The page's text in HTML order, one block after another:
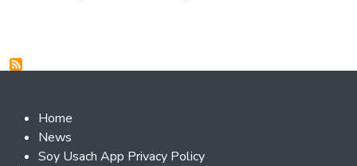
Footer 2
Home
News
Soy Usach App Privacy Policy